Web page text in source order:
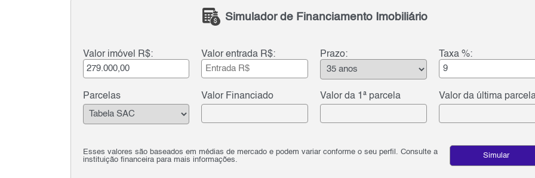
Simulador de Financiamento Imobiliário
Valor imóvel R$: Valor entrada R$: Prazo: Taxa %:
Parcelas Valor Financiado Valor da 1ª parcela Valor da última
Esses valores são baseados em médias de mercado e podem variar conforme o seu perfil. Consulte a
instituição financeira para mais informações.
Simular